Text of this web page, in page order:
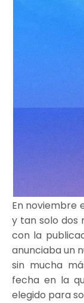
En noviembre
y tan solo dos
con la
anunciaba un
sin mucha
fecha en la
elegido para